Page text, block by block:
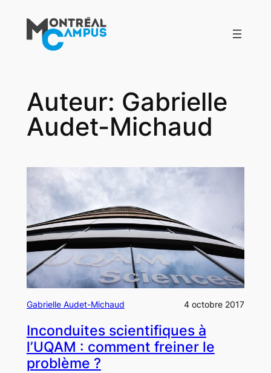
contenu
Auteur: Gabrielle
Audet-Michaud
Gabrielle Audet-Michaud 4 octobre 2017
Inconduites scientifiques à
l’UQAM : comment freiner le
problème ?